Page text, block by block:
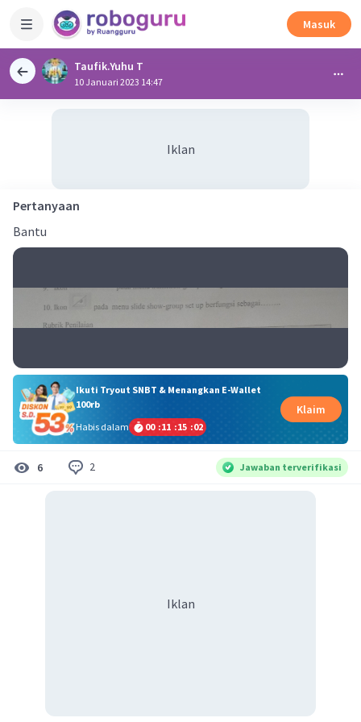
Masuk
Taufik.Yuhu T
10 Januari 2023 14:47
Iklan
Pertanyaan
Bantu
Ikuti Tryout SNBT & Menangkan E-Wallet
100rb
Habis dalam
00 :11 :15 :02
Klaim
6 2 Jawaban terverifikasi
Iklan